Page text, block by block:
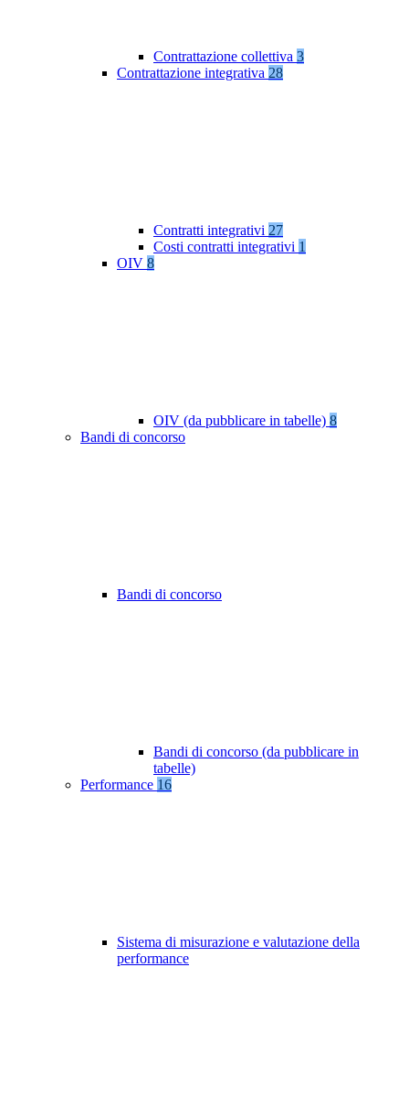
Contrattazione collettiva 3
Contrattazione integrativa 28
Contratti integrativi 27
Costi contratti integrativi 1
OIV 8
OIV (da pubblicare in tabelle) 8
Bandi di concorso
Bandi di concorso
Bandi di concorso (da pubblicare in
tabelle)
Performance 16
Sistema di misurazione e valutazione della
performance